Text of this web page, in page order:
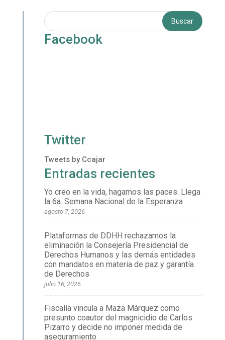
Facebook
Twitter
Tweets by Ccajar
Entradas recientes
Yo creo en la vida, hagamos las paces: Llega
la 6a. Semana Nacional de la Esperanza
agosto 7, 2026
Plataformas de DDHH rechazamos la
eliminación la Consejería Presidencial de
Derechos Humanos y las demás entidades
con mandatos en materia de paz y garantía
de Derechos
julio 16, 2026
Fiscalía vincula a Maza Márquez como
presunto coautor del magnicidio de Carlos
Pizarro y decide no imponer medida de
aseguramiento